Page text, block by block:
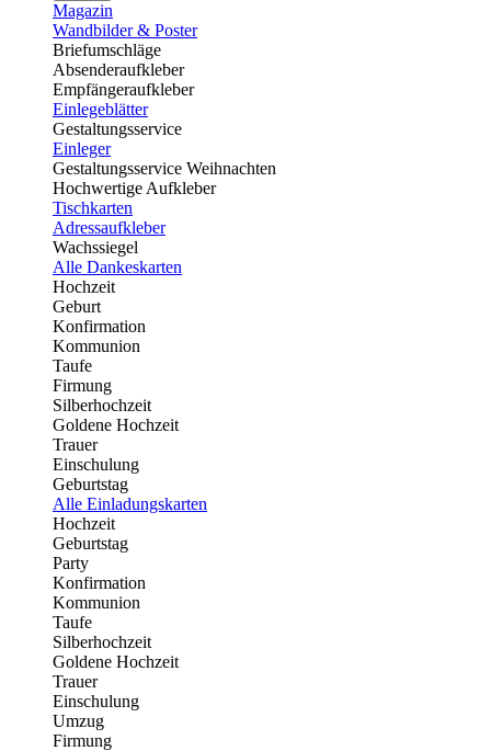
Magazin
Wandbilder & Poster
Briefumschläge
Absenderaufkleber
Empfängeraufkleber
Einlegeblätter
Gestaltungsservice
Einleger
Gestaltungsservice Weihnachten
Hochwertige Aufkleber
Tischkarten
Adressaufkleber
Wachssiegel
Alle Dankeskarten
Hochzeit
Geburt
Konfirmation
Kommunion
Taufe
Firmung
Silberhochzeit
Goldene Hochzeit
Trauer
Einschulung
Geburtstag
Alle Einladungskarten
Hochzeit
Geburtstag
Party
Konfirmation
Kommunion
Taufe
Silberhochzeit
Goldene Hochzeit
Trauer
Einschulung
Umzug
Firmung